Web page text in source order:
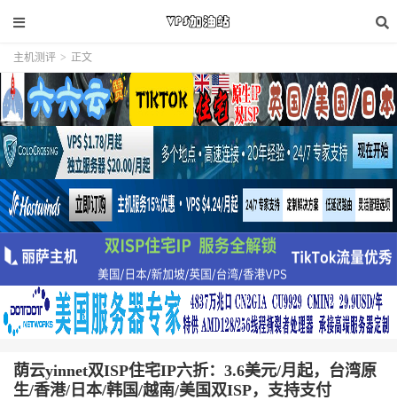
主机测评 > 正文
荫云yinnet双ISP住宅IP六折：3.6美元/月起，台湾原
生/香港/日本/韩国/越南/美国双ISP，支持支付